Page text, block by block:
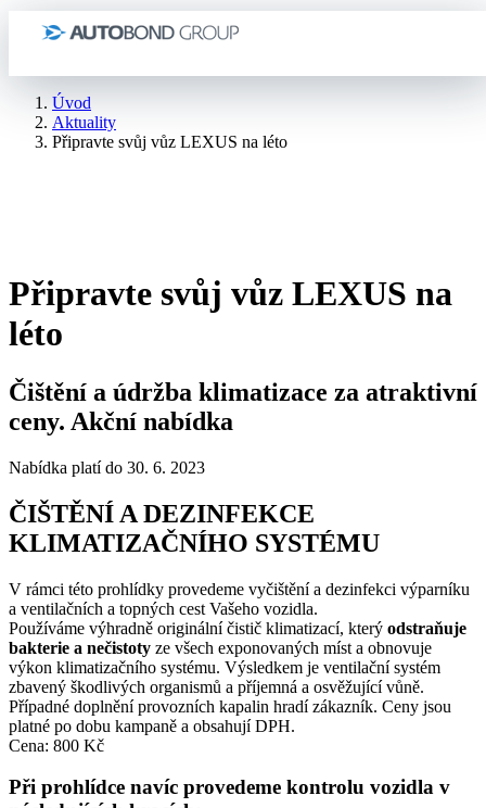
Úvod
Aktuality
Připravte svůj vůz LEXUS na léto
Připravte svůj vůz LEXUS na
léto
Čištění a údržba klimatizace za atraktivní
ceny. Akční nabídka
Nabídka platí do 30. 6. 2023
ČIŠTĚNÍ A DEZINFEKCE
KLIMATIZAČNÍHO SYSTÉMU
V rámci této prohlídky provedeme vyčištění a dezinfekci výparníku
a ventilačních a topných cest Vašeho vozidla.
Používáme výhradně originální čistič klimatizací, který odstraňuje
bakterie a nečistoty ze všech exponovaných míst a obnovuje
výkon klimatizačního systému. Výsledkem je ventilační systém
zbavený škodlivých organismů a příjemná a osvěžující vůně.
Případné doplnění provozních kapalin hradí zákazník. Ceny jsou
platné po dobu kampaně a obsahují DPH.
Cena: 800 Kč
Při prohlídce navíc provedeme kontrolu vozidla v